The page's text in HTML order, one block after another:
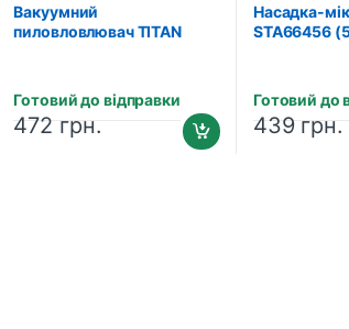
Вакуумний
пиловловлювач TITAN
Готовий до відправки
472 грн.
Насадка-
STA66456
Готовий до
439 грн.